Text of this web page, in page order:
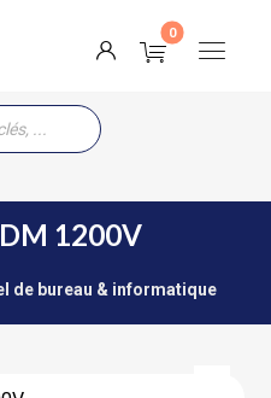
1200V
de bureau & informatique